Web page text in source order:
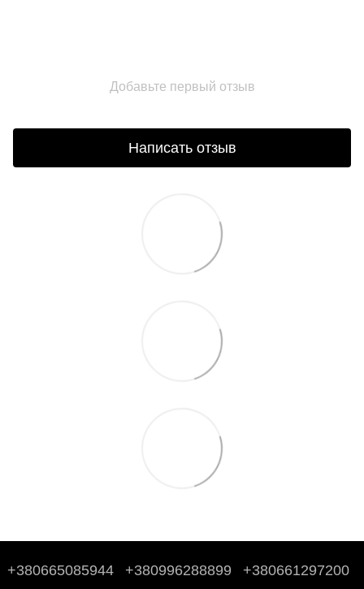
Добавьте первый отзыв
Написать отзыв
+380665085944 +380996288899 +380661297200